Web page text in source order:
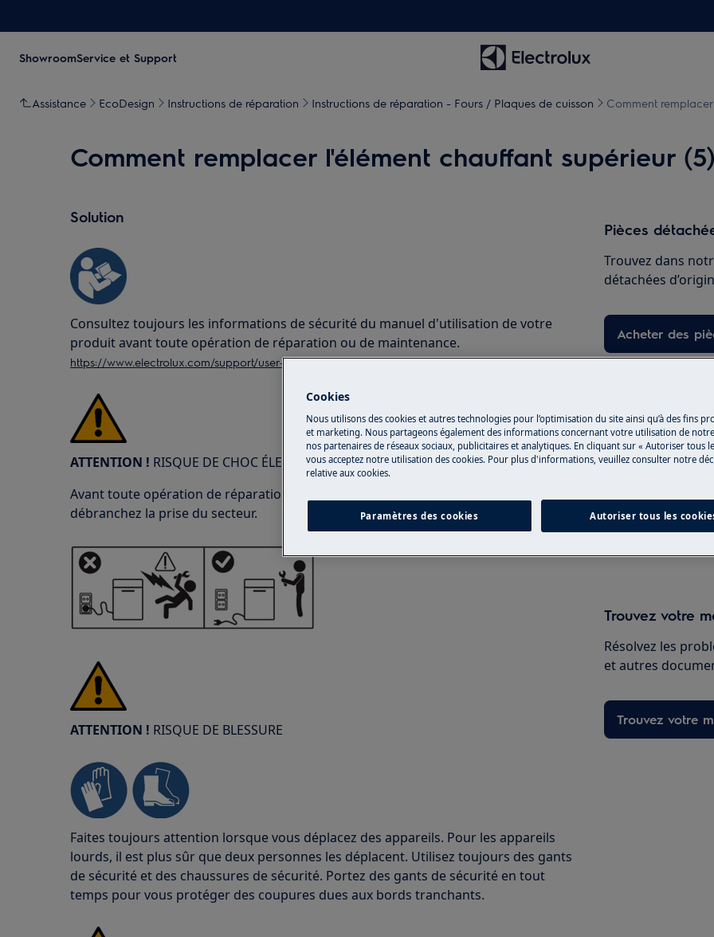
ShowroomService et Support
Assistance EcoDesign Instructions de réparation Instructions de réparation - Fours / Plaques de cuisson Comment
Comment remplacer l'élément chauffant supérieur (5)
Solution
Consultez toujours les informations de sécurité du manuel d'utilisation de votre
produit avant toute opération de réparation ou de maintenance.
https://www.electrolux.com/support/user-manuals/
ATTENTION ! RISQUE DE CHOC ÉLECTRIQUE
Avant toute opération de réparation ou d'entretien, désactivez l'appareil et
débranchez la prise du secteur.
ATTENTION ! RISQUE DE BLESSURE
Faites toujours attention lorsque vous déplacez des appareils. Pour les appareils
lourds, il est plus sûr que deux personnes les déplacent. Utilisez toujours des gants
de sécurité et des chaussures de sécurité. Portez des gants de sécurité en tout
temps pour vous protéger des coupures dues aux bords tranchants.
Pièces
Trouvez dans
détachées
Acheter des
Réparation par
Fixez un rendez-
qualifiés
qualités
Réserver une
Trouvez votre
Résolvez les
et autres
Trouvez votre
Cookies
Nous utilisons des cookies et autres technologies pour l’optimisation du site ainsi qu’à des fins
et marketing. Nous partageons également des informations concernant votre utilisation de
nos partenaires de réseaux sociaux, publicitaires et analytiques. En cliquant sur « Autoriser tous
vous acceptez notre utilisation des cookies. Pour plus d'informations, veuillez consulter notre
relative aux cookies.
Paramètres des cookies Autoriser tous les